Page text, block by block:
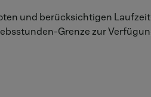
und berücksichtigen
Grenze zur